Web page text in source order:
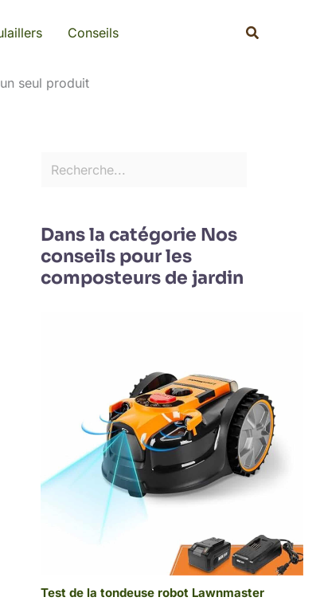
Conseils
seul produit
Dans la catégorie Nos
conseils pour les
composteurs de jardin
Test de la tondeuse robot Lawnmaster